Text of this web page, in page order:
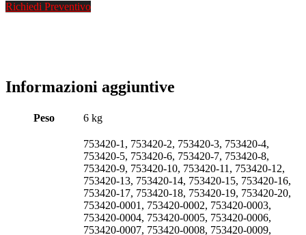
Richiedi Preventivo
Informazioni aggiuntive
Peso 6 kg
753420-1, 753420-2, 753420-3, 753420-4,
753420-5, 753420-6, 753420-7, 753420-8,
753420-9, 753420-10, 753420-11, 753420-12,
753420-13, 753420-14, 753420-15, 753420-16,
753420-17, 753420-18, 753420-19, 753420-20,
753420-0001, 753420-0002, 753420-0003,
753420-0004, 753420-0005, 753420-0006,
753420-0007, 753420-0008, 753420-0009,